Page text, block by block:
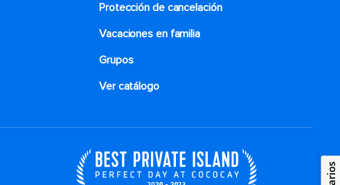
Protección de cancelación
Vacaciones en familia
Grupos
Ver catálogo